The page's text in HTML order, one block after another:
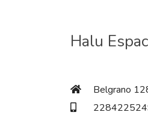
Halu
Belgrano